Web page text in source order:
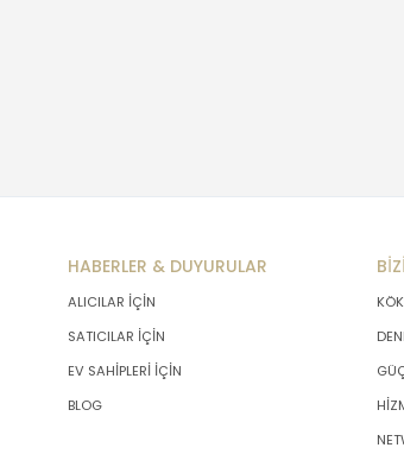
HABERLER & DUYURULAR
ALICILAR İÇİN
SATICILAR İÇİN
EV SAHİPLERİ İÇİN
BLOG